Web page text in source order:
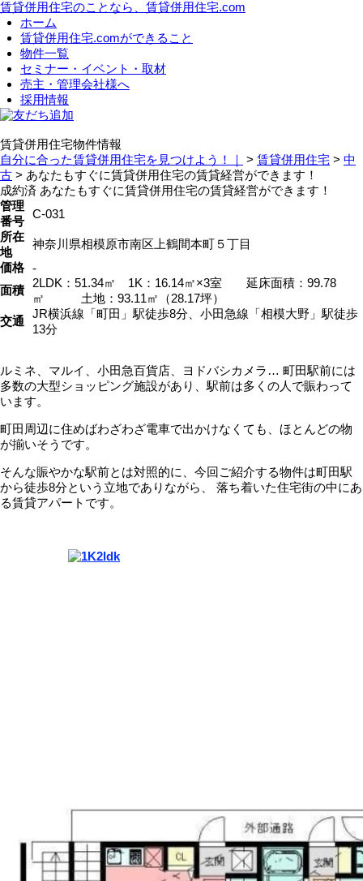
賃貸併用住宅のことなら、賃貸併用住宅.com
ホーム
賃貸併用住宅.comができること
物件一覧
セミナー・イベント・取材
売主・管理会社様へ
採用情報
友だち追加
賃貸併用住宅物件情報
自分に合った賃貸併用住宅を見つけよう！｜
> 賃貸併用住宅 > 中
古 > あなたもすぐに賃貸併用住宅の賃貸経営ができます！
成約済 あなたもすぐに賃貸併用住宅の賃貸経営ができます！
管理
番号
C-031
所在
地
神奈川県相模原市南区上鶴間本町５丁目
価格 ‐
面積
2LDK：51.34㎡ 1K：16.14㎡×3室 延床面積：99.78
㎡ 土地：93.11㎡（28.17坪）
交通
JR横浜線「町田」駅徒歩8分、小田急線「相模大野」駅徒歩
13分
ルミネ、マルイ、小田急百貨店、ヨドバシカメラ… 町田駅前には
多数の大型ショッピング施設があり、駅前は多くの人で賑わって
います。
町田周辺に住めばわざわざ電車で出かけなくても、ほとんどの物
が揃いそうです。
そんな賑やかな駅前とは対照的に、今回ご紹介する物件は町田駅
から徒歩8分という立地でありながら、 落ち着いた住宅街の中にあ
る賃貸アパートです。